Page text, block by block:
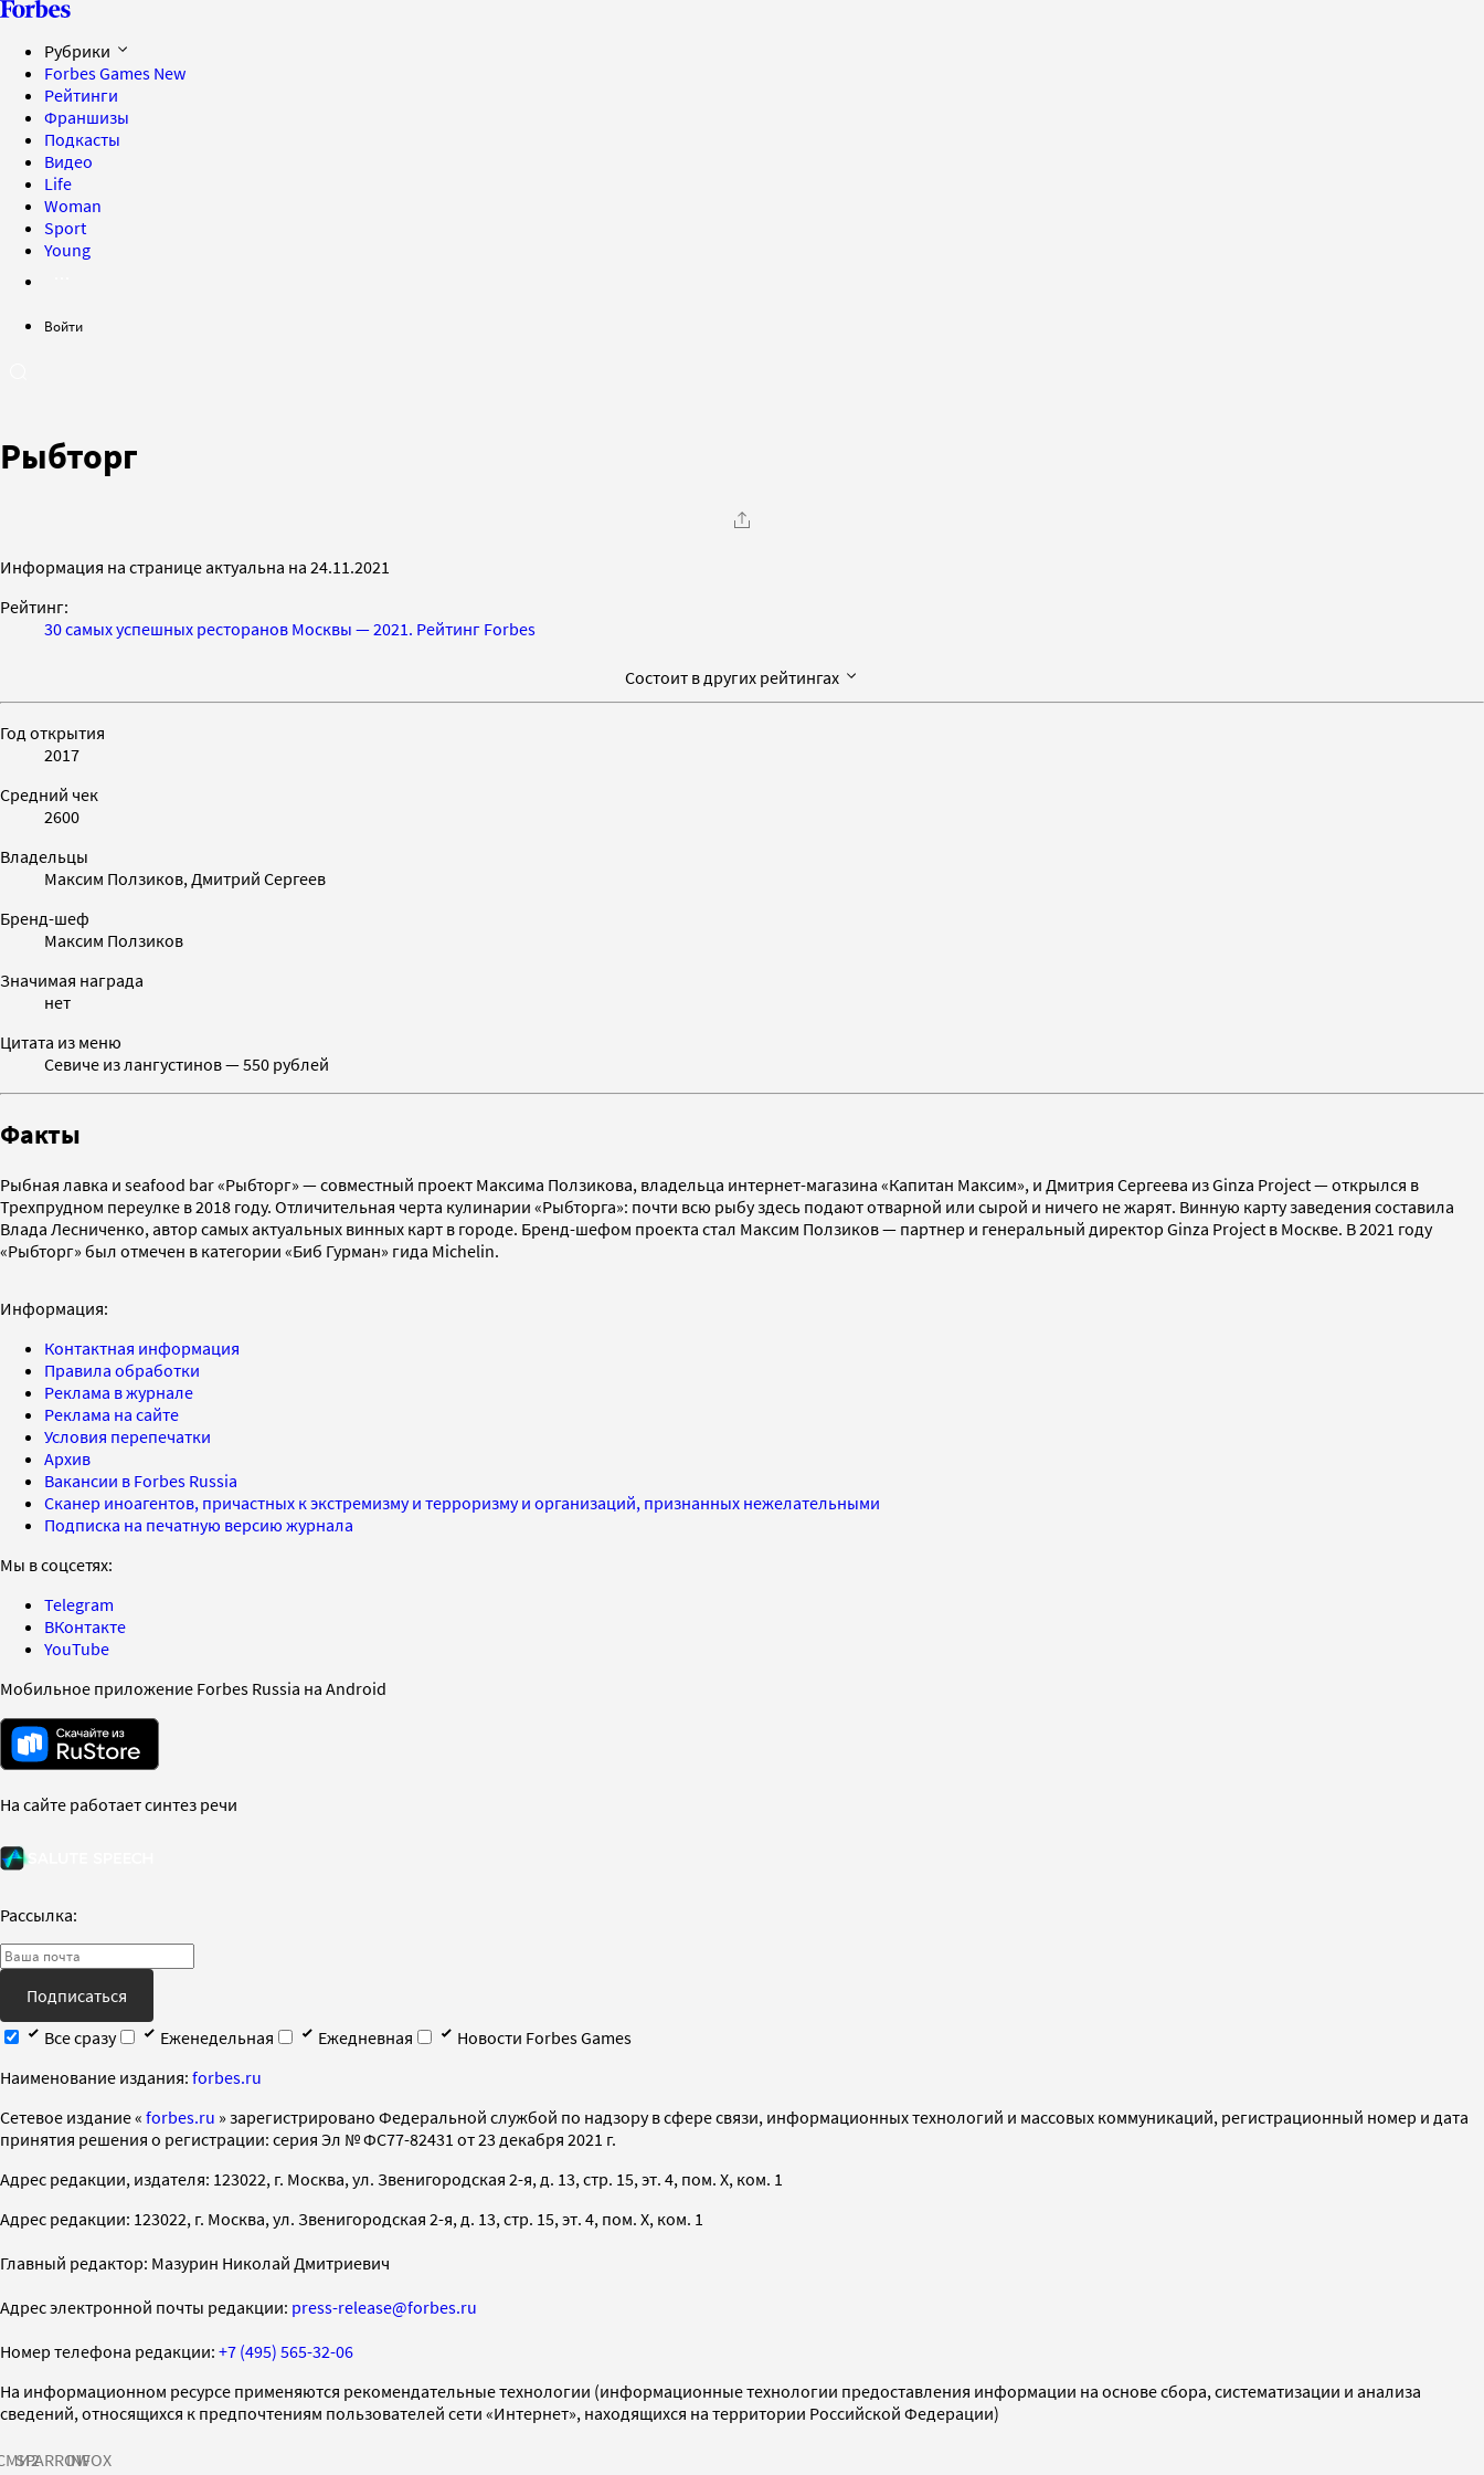
Рубрики
Forbes Games New
Рейтинги
Франшизы
Подкасты
Видео
Life
Woman
Sport
Young
Войти
Рыбторг
Информация на странице актуальна на 24.11.2021
Рейтинг:
30 самых успешных ресторанов Москвы — 2021. Рейтинг Forbes
Состоит в других рейтингах
Год открытия
2017
Средний чек
2600
Владельцы
Максим Ползиков, Дмитрий Сергеев
Бренд-шеф
Максим Ползиков
Значимая награда
нет
Цитата из меню
Севиче из лангустинов — 550 рублей
Факты
Рыбная лавка и seafood bar «Рыбторг» — совместный проект Максима Ползикова, владельца интернет-магазина «Капитан Максим», и Дмитрия Сергеева из Ginza Project — открылся в
Трехпрудном переулке в 2018 году. Отличительная черта кулинарии «Рыбторга»: почти всю рыбу здесь подают отварной или сырой и ничего не жарят. Винную карту заведения составила
Влада Лесниченко, автор самых актуальных винных карт в городе. Бренд-шефом проекта стал Максим Ползиков — партнер и генеральный директор Ginza Project в Москве. В 2021 году
«Рыбторг» был отмечен в категории «Биб Гурман» гида Michelin.
Информация:
Контактная информация
Правила обработки
Реклама в журнале
Реклама на сайте
Условия перепечатки
Архив
Вакансии в Forbes Russia
Сканер иноагентов, причастных к экстремизму и терроризму и организаций, признанных нежелательными
Подписка на печатную версию журнала
Мы в соцсетях:
Telegram
ВКонтакте
YouTube
Мобильное приложение Forbes Russia на Android
На сайте работает синтез речи
Рассылка:
Подписаться
Все сразу
Еженедельная Ежедневная
Новости Forbes Games
Наименование издания: forbes.ru
Cетевое издание « forbes.ru » зарегистрировано Федеральной службой по надзору в сфере связи, информационных технологий и массовых коммуникаций, регистрационный номер и дата
принятия решения о регистрации: серия Эл № ФС77-82431 от 23 декабря 2021 г.
Адрес редакции, издателя: 123022, г. Москва, ул. Звенигородская 2-я, д. 13, стр. 15, эт. 4, пом. X, ком. 1
Адрес редакции: 123022, г. Москва, ул. Звенигородская 2-я, д. 13, стр. 15, эт. 4, пом. X, ком. 1
Главный редактор: Мазурин Николай Дмитриевич
Адрес электронной почты редакции: press-release@forbes.ru
Номер телефона редакции: +7 (495) 565-32-06
На информационном ресурсе применяются рекомендательные технологии (информационные технологии предоставления информации на основе сбора, систематизации и анализа
сведений, относящихся к предпочтениям пользователей сети «Интернет», находящихся на территории Российской Федерации)
SPARROWINFOX